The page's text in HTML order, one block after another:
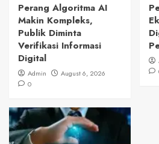
Perang Algoritma AI
Makin Kompleks,
Publik Diminta
Verifikasi Informasi
Digital
Admin
August 6, 2026
0